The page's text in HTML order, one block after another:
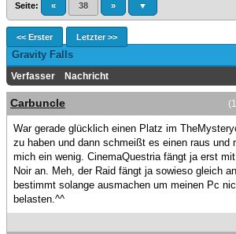
Seite: « 38 » ▼
<< Erster Letzter >>
Gravity Falls
Verfasser Nachricht
Carbuncle
War gerade glücklich einen Platz im
zu haben und dann schmeißt es einen raus und
mich ein wenig. CinemaQuestria fängt ja erst
Noir an. Meh, der Raid fängt ja sowieso gleich
bestimmt solange ausmachen um meinen Pc
belasten.^^